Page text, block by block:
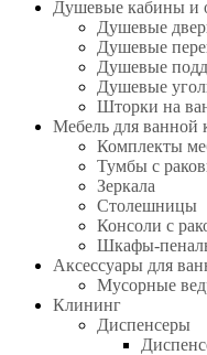
Душевые кабины и
Душевые
Душевые
Душевые
Душевые
Шторки на
Мебель для ванной
Комплекты
Тумбы с
Зеркала
Столешницы
Консоли с
Шкафы-
Аксессуары для
Мусорные
Клининг
Диспенсеры